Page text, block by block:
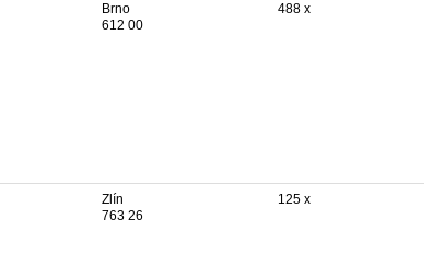
Brno
612 00
488 x
Zlín
763 26
125 x